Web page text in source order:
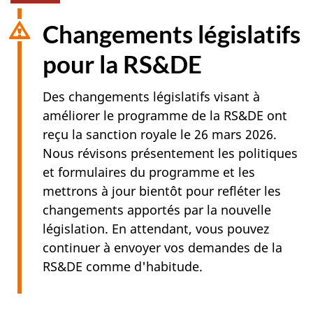
Changements législatifs
pour la RS&DE
Des changements législatifs visant à
améliorer le programme de la RS&DE ont
reçu la sanction royale le 26 mars 2026.
Nous révisons présentement les politiques
et formulaires du programme et les
mettrons à jour bientôt pour refléter les
changements apportés par la nouvelle
législation. En attendant, vous pouvez
continuer à envoyer vos demandes de la
RS&DE comme d'habitude.